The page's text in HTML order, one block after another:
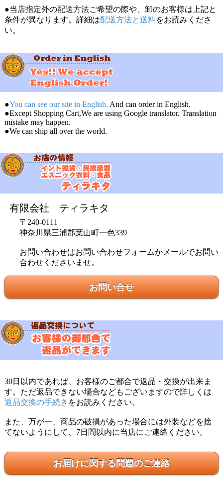
●当店指定外の配送方法ご希望の際や、卸のお客様は上記と
条件が異なります。詳細は配送方法と送料をお読みくださ
い。
●You can see our site in English. And can order in English.
●Except Shopping Cart,We are using Google translator. Translation
mistake may happen.
●We can ship all over the world.
有限会社 ティラキタ
〒240-0111
神奈川県三浦郡葉山町一色339
お問い合わせはお問い合わせフォームかメールでお問い
合わせくださいませ。
お問い合せ
30日以内であれば、お客様のご都合で返品・交換が出来ま
す。ただ返品できない場合などもございますので詳しくは
返品交換の手続き をお読みください。
また、万が一、商品の破損があった場合には外装などを捨
てないようにして、7日間以内に当店にご連絡ください。
お届けに関する問題のご連絡